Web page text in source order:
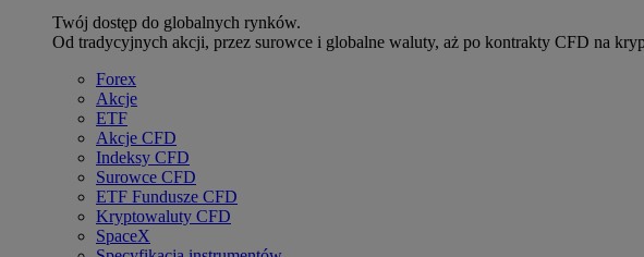
Twój dostęp do globalnych rynków.
Od tradycyjnych akcji, przez surowce i globalne waluty, aż po kontrakty CFD na
Forex
Akcje
ETF
Akcje CFD
Indeksy CFD
Surowce CFD
ETF Fundusze CFD
Kryptowaluty CFD
SpaceX